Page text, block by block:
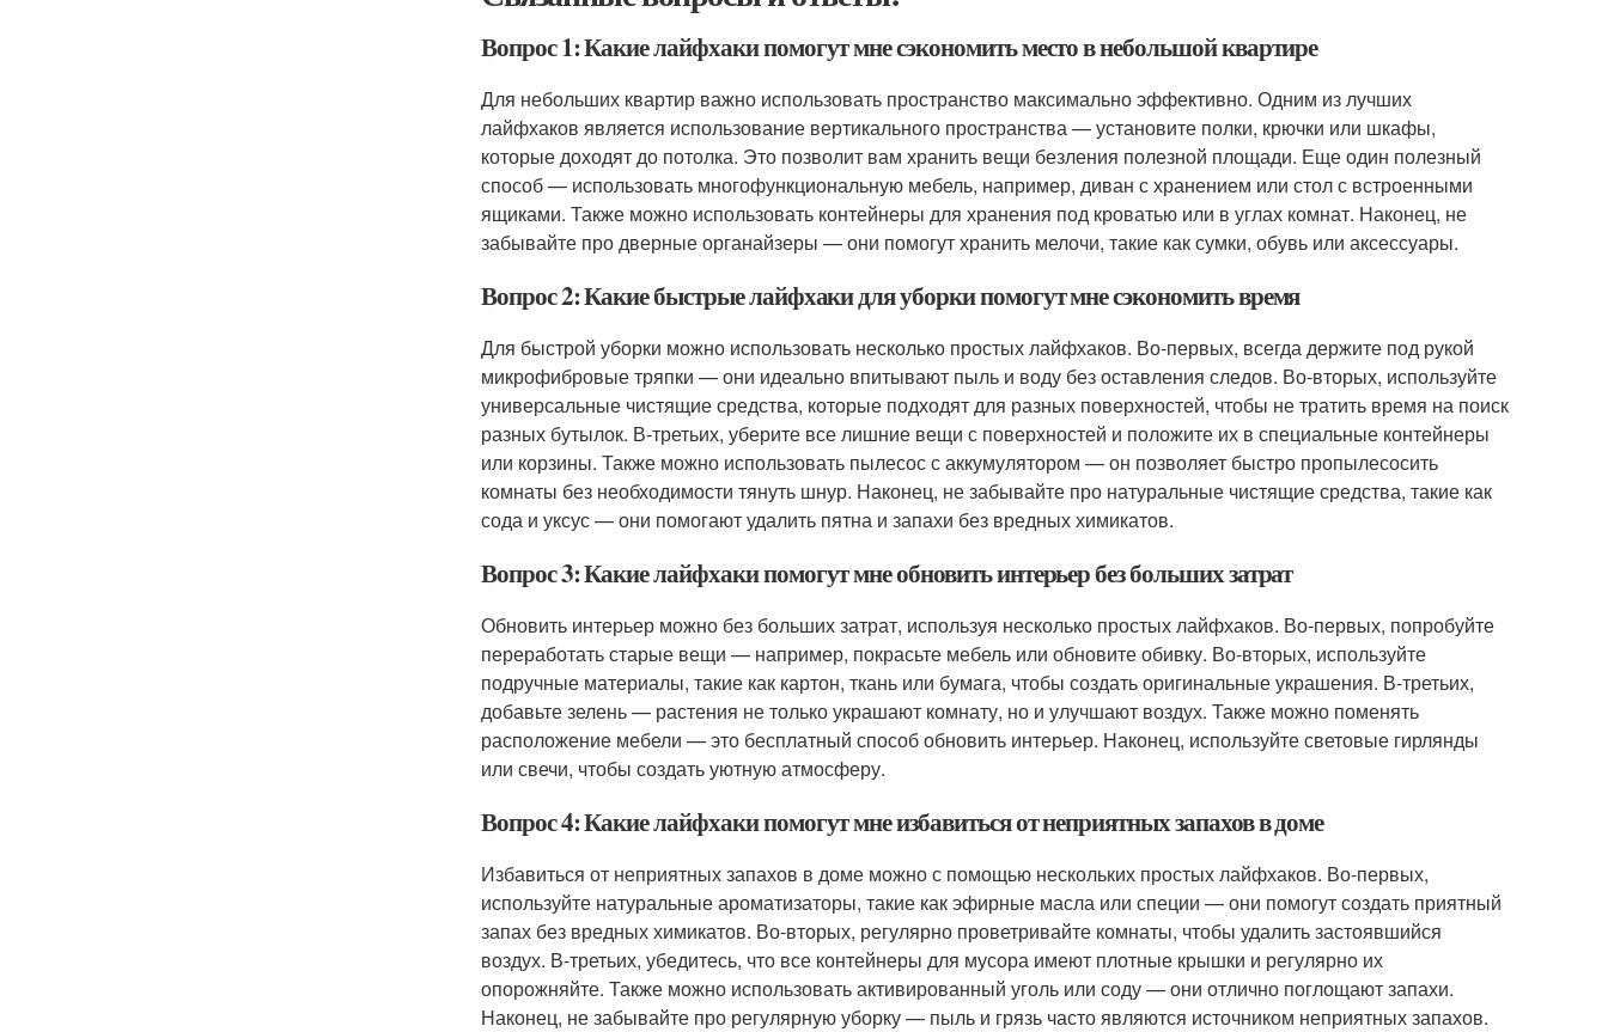
Вопрос 1: Какие лайфхаки помогут мне сэкономить место в небольшой квартире
Для небольших квартир важно использовать пространство максимально эффективно. Одним из лучших
лайфхаков является использование вертикального пространства — установите полки, крючки или шкафы,
которые доходят до потолка. Это позволит вам хранить вещи безления полезной площади. Еще один полезный
способ — использовать многофункциональную мебель, например, диван с хранением или стол с встроенными
ящиками. Также можно использовать контейнеры для хранения под кроватью или в углах комнат. Наконец, не
забывайте про дверные органайзеры — они помогут хранить мелочи, такие как сумки, обувь или аксессуары.
Вопрос 2: Какие быстрые лайфхаки для уборки помогут мне сэкономить время
Для быстрой уборки можно использовать несколько простых лайфхаков. Во-первых, всегда держите под рукой
микрофибровые тряпки — они идеально впитывают пыль и воду без оставления следов. Во-вторых, используйте
универсальные чистящие средства, которые подходят для разных поверхностей, чтобы не тратить время на поиск
разных бутылок. В-третьих, уберите все лишние вещи с поверхностей и положите их в специальные контейнеры
или корзины. Также можно использовать пылесос с аккумулятором — он позволяет быстро пропылесосить
комнаты без необходимости тянуть шнур. Наконец, не забывайте про натуральные чистящие средства, такие как
сода и уксус — они помогают удалить пятна и запахи без вредных химикатов.
Вопрос 3: Какие лайфхаки помогут мне обновить интерьер без больших затрат
Обновить интерьер можно без больших затрат, используя несколько простых лайфхаков. Во-первых, попробуйте
переработать старые вещи — например, покрасьте мебель или обновите обивку. Во-вторых, используйте
подручные материалы, такие как картон, ткань или бумага, чтобы создать оригинальные украшения. В-третьих,
добавьте зелень — растения не только украшают комнату, но и улучшают воздух. Также можно поменять
расположение мебели — это бесплатный способ обновить интерьер. Наконец, используйте световые гирлянды
или свечи, чтобы создать уютную атмосферу.
Вопрос 4: Какие лайфхаки помогут мне избавиться от неприятных запахов в доме
Избавиться от неприятных запахов в доме можно с помощью нескольких простых лайфхаков. Во-первых,
используйте натуральные ароматизаторы, такие как эфирные масла или специи — они помогут создать приятный
запах без вредных химикатов. Во-вторых, регулярно проветривайте комнаты, чтобы удалить застоявшийся
воздух. В-третьих, убедитесь, что все контейнеры для мусора имеют плотные крышки и регулярно их
опорожняйте. Также можно использовать активированный уголь или соду — они отлично поглощают запахи.
Наконец, не забывайте про регулярную уборку — пыль и грязь часто являются источником неприятных запахов.